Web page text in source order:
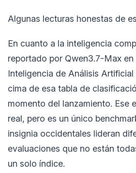
Algunas lecturas honestas de
En cuanto a la inteligencia
reportado por Qwen3.7-Max
Inteligencia de Análisis
cima de esa tabla de
momento del lanzamiento. Ese
real, pero es un único
insignia occidentales lideran
evaluaciones que no están
un solo índice.